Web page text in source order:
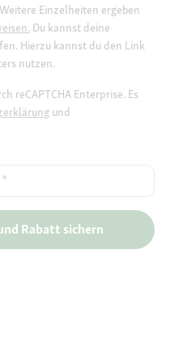
Einzelheiten ergeben
Du kannst deine
Hierzu kannst du den Link
nutzen.
reCAPTCHA Enterprise. Es
und
*
Rabatt sichern